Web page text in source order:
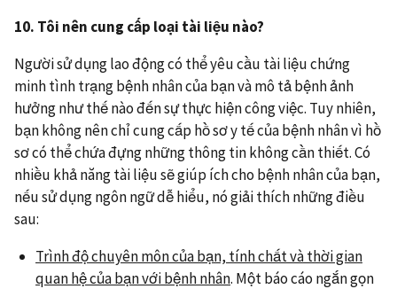
10. Tôi nên cung cấp loại tài liệu nào?
Người sử dụng lao động có thể yêu cầu tài liệu chứng
minh tình trạng bệnh nhân của bạn và mô tả bệnh ảnh
hưởng như thế nào đến sự thực hiện công việc. Tuy nhiên,
bạn không nên chỉ cung cấp hồ sơ y tế của bệnh nhân vì hồ
sơ có thể chứa đựng những thông tin không cần thiết. Có
nhiều khả năng tài liệu sẽ giúp ích cho bệnh nhân của bạn,
nếu sử dụng ngôn ngữ dễ hiểu, nó giải thích những điều
sau:
Trình độ chuyên môn của bạn, tính chất và thời gian
quan hệ của bạn với bệnh nhân. Một báo cáo ngắn gọn